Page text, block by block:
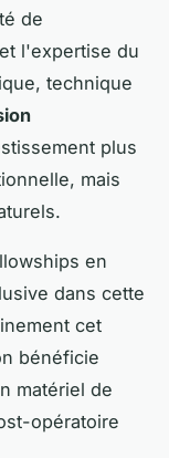
de
l'expertise du
technique
plus
mais
en
dans cette
cet
bénéficie
matériel de
opératoire